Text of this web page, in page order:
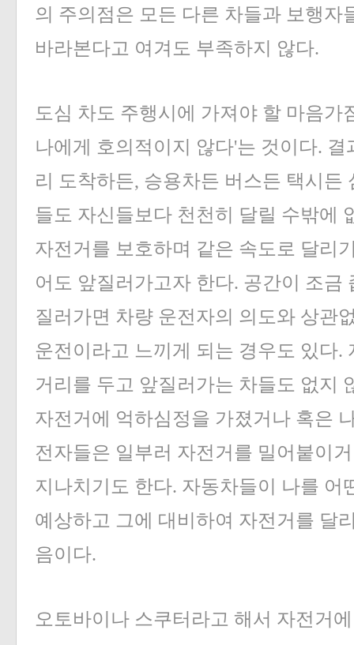
의 주의점은 모든 다른 차들과 보행자
바라본다고 여겨도 부족하지 않다.
도심 차도 주행시에 가져야 할 마음가
나에게 호의적이지 않다'는 것이다.
리 도착하든, 승용차든 버스든 택시든
들도 자신들보다 천천히 달릴 수밖에
자전거를 보호하며 같은 속도로 달리
어도 앞질러가고자 한다. 공간이 조금
질러가면 차량 운전자의 의도와 상관
운전이라고 느끼게 되는 경우도 있다.
거리를 두고 앞질러가는 차들도 없지
자전거에 억하심정을 가졌거나 혹은
전자들은 일부러 자전거를 밀어붙이
지나치기도 한다. 자동차들이 나를 어
예상하고 그에 대비하여 자전거를 달
음이다.
오토바이나 스쿠터라고 해서 자전거